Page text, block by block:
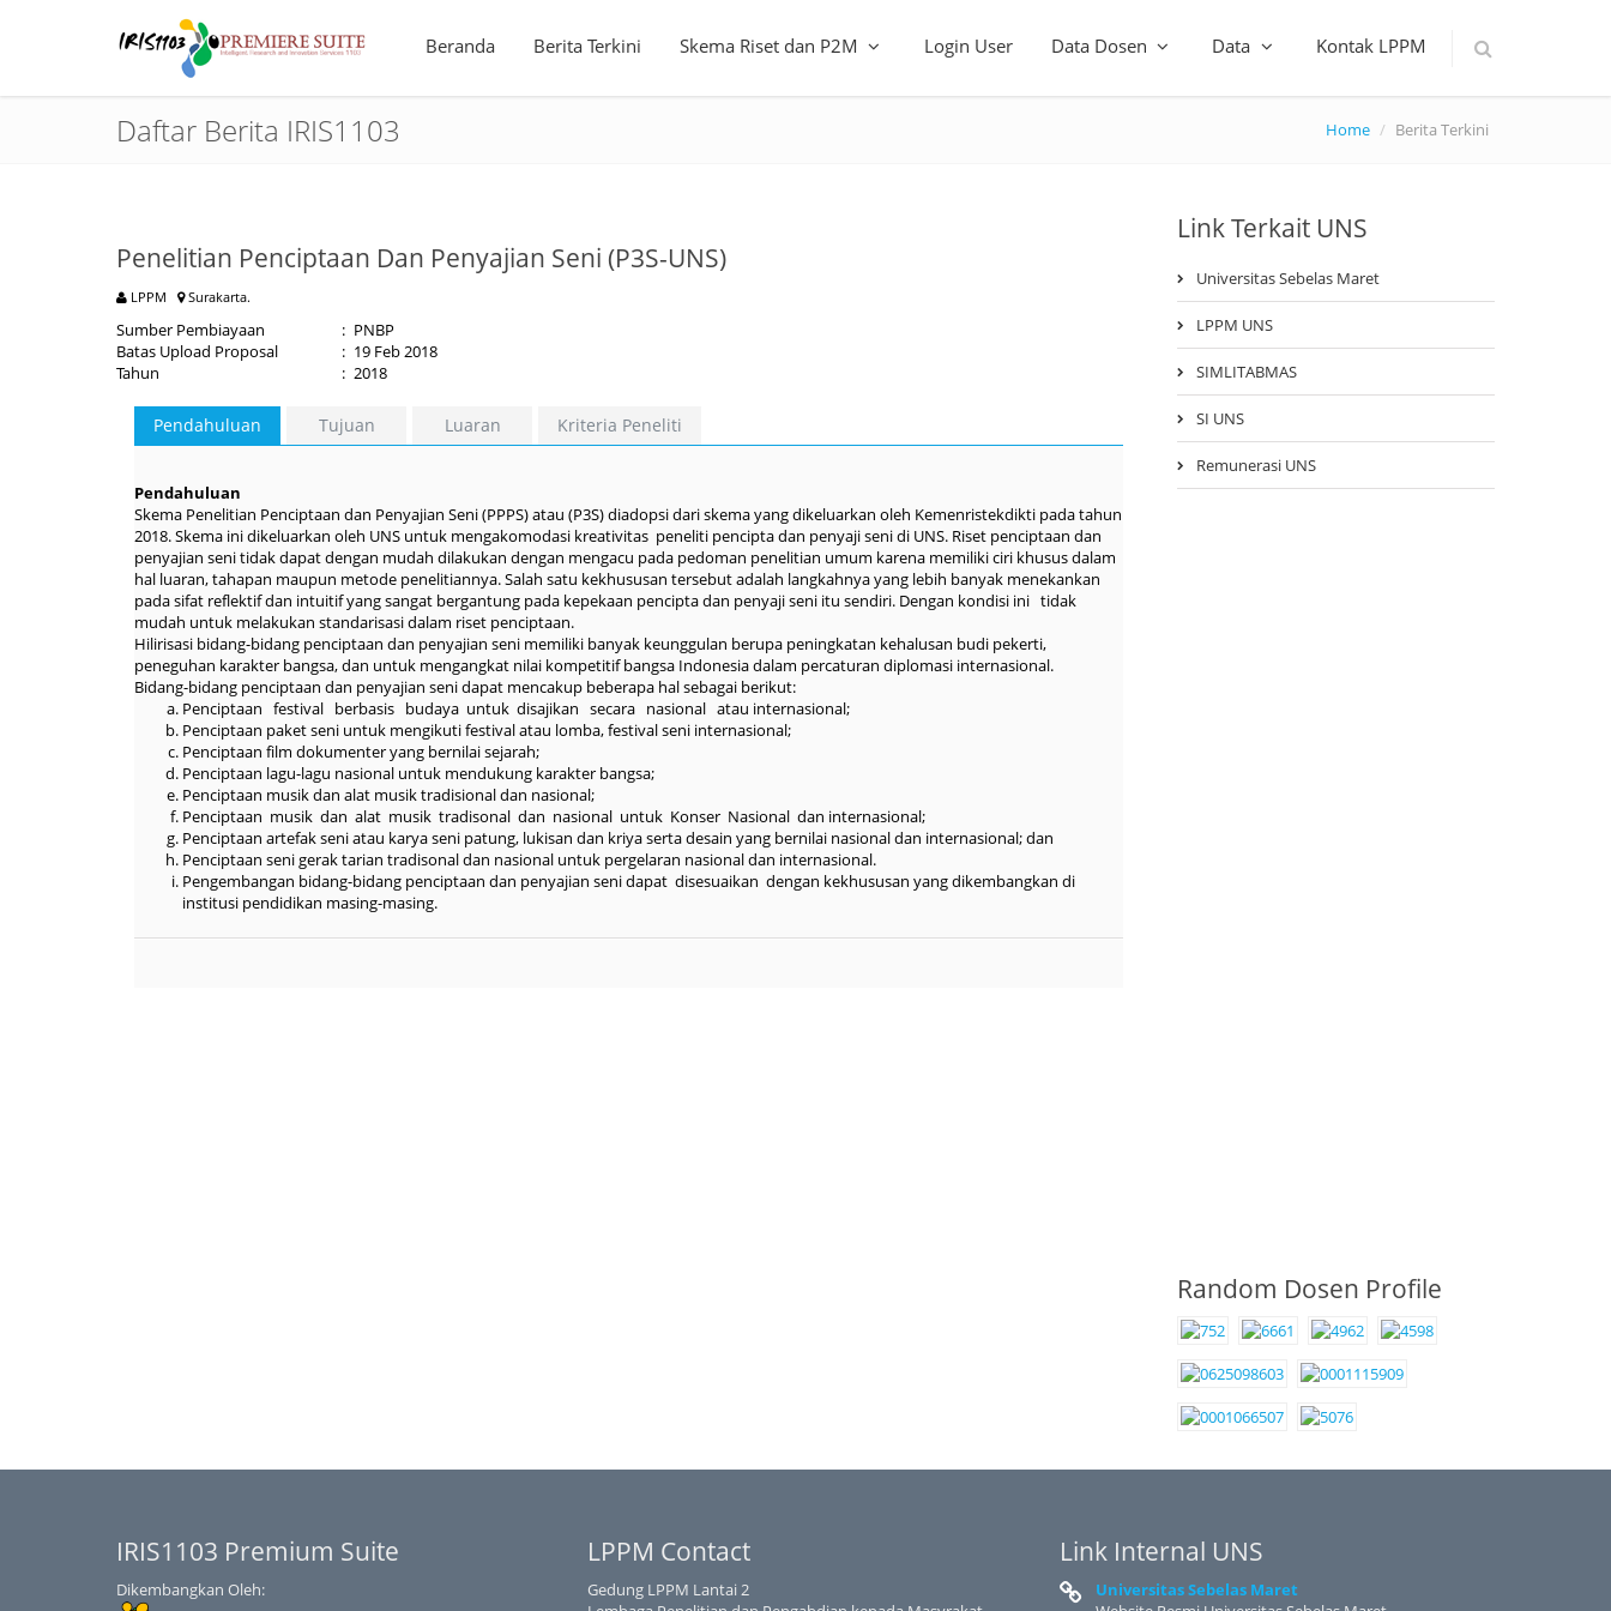
Beranda Berita Terkini Skema Riset dan P2M Login User Data Dosen Data Kontak LPPM
Daftar Berita IRIS1103 Home Berita Terkini
Penelitian Penciptaan Dan Penyajian Seni (P3S-UNS)
LPPM Surakarta.
Sumber Pembiayaan : PNBP
Batas Upload Proposal
: 19 Feb 2018
Tahun
: 2018
Pendahuluan Tujuan Luaran Kriteria Peneliti
Pendahuluan
Skema Penelitian Penciptaan dan Penyajian Seni (PPPS) atau (P3S) diadopsi dari skema yang dikeluarkan oleh Kemenristekdikti pada tahun
2018. Skema ini dikeluarkan oleh UNS untuk mengakomodasi kreativitas peneliti pencipta dan penyaji seni di UNS. Riset penciptaan dan
penyajian seni tidak dapat dengan mudah dilakukan dengan mengacu pada pedoman penelitian umum karena memiliki ciri khusus dalam
hal luaran, tahapan maupun metode penelitiannya. Salah satu kekhususan tersebut adalah langkahnya yang lebih banyak menekankan
pada sifat reflektif dan intuitif yang sangat bergantung pada kepekaan pencipta dan penyaji seni itu sendiri. Dengan kondisi ini tidak
mudah untuk melakukan standarisasi dalam riset penciptaan.
Hilirisasi bidang-bidang penciptaan dan penyajian seni memiliki banyak keunggulan berupa peningkatan kehalusan budi pekerti,
peneguhan karakter bangsa, dan untuk mengangkat nilai kompetitif bangsa Indonesia dalam percaturan diplomasi internasional.
Bidang-bidang penciptaan dan penyajian seni dapat mencakup beberapa hal sebagai berikut:
Penciptaan festival berbasis budaya untuk disajikan secara nasional atau internasional;
Penciptaan paket seni untuk mengikuti festival atau lomba, festival seni internasional;
Penciptaan film dokumenter yang bernilai sejarah;
Penciptaan lagu-lagu nasional untuk mendukung karakter bangsa;
Penciptaan musik dan alat musik tradisional dan nasional;
Penciptaan musik dan alat musik tradisonal dan nasional untuk Konser Nasional dan internasional;
Penciptaan artefak seni atau karya seni patung, lukisan dan kriya serta desain yang bernilai nasional dan internasional; dan
Penciptaan seni gerak tarian tradisonal dan nasional untuk pergelaran nasional dan internasional.
Pengembangan bidang-bidang penciptaan dan penyajian seni dapat disesuaikan dengan kekhususan yang dikembangkan di
institusi pendidikan masing-masing.
Link Terkait UNS
Universitas Sebelas Maret
LPPM UNS
SIMLITABMAS
SI UNS
Remunerasi UNS
Random Dosen Profile
IRIS1103 Premium Suite
Dikembangkan Oleh:
LPPM Contact
Gedung LPPM Lantai 2
Link Internal UNS
Universitas Sebelas Maret